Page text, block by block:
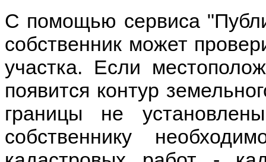
С помощью сервиса
собственник может
участка. Если
появится контур
границы не
собственнику